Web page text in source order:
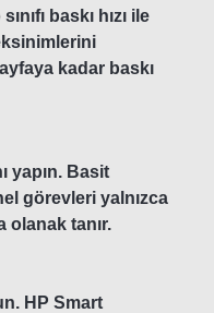
baskı hızı ile
kadar baskı
yapın. Basit
görevleri yalnızca
olanak tanır.
HP Smart